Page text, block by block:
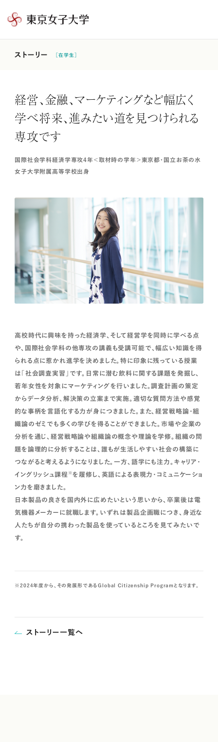
東
ストーリー ［在学生］
経営、金融、マーケティングなど幅広く
学べ将来、進みたい道を見つけられる
専攻です
国際社会学科経済学専攻4年＜取材時の学年＞東京都・国立お茶の水
女子大学附属高等学校出身
高校時代に興味を持った経済学、そして経営学を同時に学べる点
や、国際社会学科の他専攻の講義も受講可能で、幅広い知識を得
られる点に惹かれ進学を決めました。特に印象に残っている授業
は「社会調査実習」です。日常に潜む飲料に関する課題を発掘し、
若年女性を対象にマーケティングを行いました。調査計画の策定
からデータ分析、解決策の立案まで実施。適切な質問方法や感覚
的な事柄を言語化する力が身につきました。また、経営戦略論・組
織論のゼミでも多くの学びを得ることができました。市場や企業の
分析を通じ、経営戦略論や組織論の概念や理論を学修。組織の問
題を論理的に分析することは、誰もが生活しやすい社会の構築に
つながると考えるようになりました。一方、語学にも注力。キャリア・
イングリッシュ課程 ※を履修し、英語による表現力・コミュニケーショ
ン力を磨きました。
日本製品の良さを国内外に広めたいという思いから、卒業後は電
気機器メーカーに就職します。いずれは製品企画職につき、身近な
人たちが自分の携わった製品を使っているところを見てみたいで
す。
2024年度から、その発展形であるGlobal Citizenship Programとなります。
ストーリー一覧へ